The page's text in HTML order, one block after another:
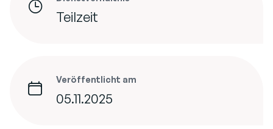
Teilzeit
Veröffentlicht am
05.11.2025